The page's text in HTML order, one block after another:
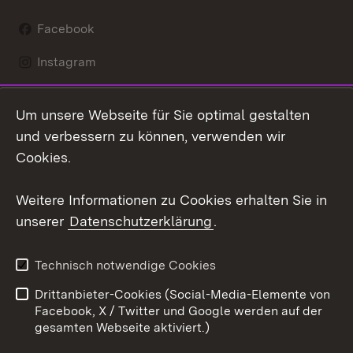
Facebook
Instagram
Mastodon
Youtube
Kontakt
Datenschutz
Barrierefreiheit
Impressum Cookies
Um unsere Webseite für Sie optimal gestalten
und verbessern zu können, verwenden wir
Cookies.
Weitere Informationen zu Cookies erhalten Sie in
unserer Datenschutzerklärung.
Technisch notwendige Cookies
Drittanbieter-Cookies (Social-Media-Elemente von
Facebook, X / Twitter und Google werden auf der
gesamten Webseite aktiviert.)